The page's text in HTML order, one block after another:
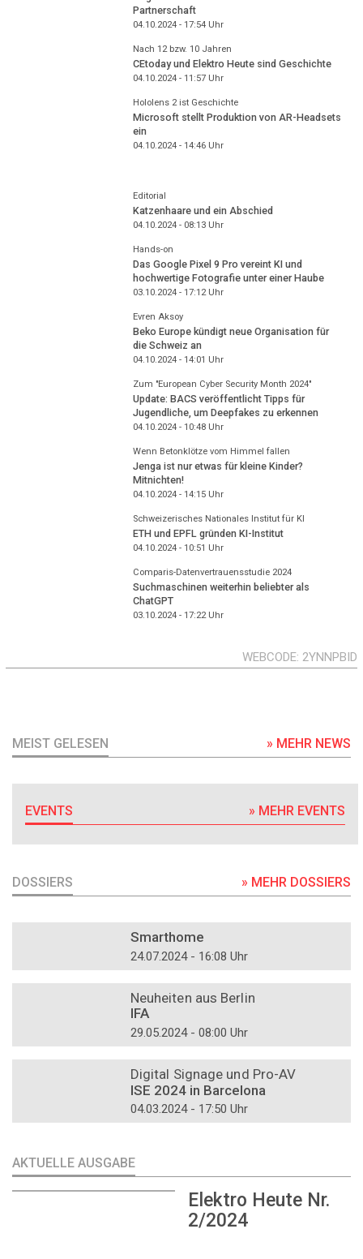
Partnerschaft
04.10.2024 - 17:54Uhr
Nach 12 bzw. 10 Jahren
CEtoday und Elektro Heute sind Geschichte
04.10.2024 - 11:57Uhr
Hololens 2 ist Geschichte
Microsoft stellt Produktion von AR-Headsets
ein
04.10.2024 - 14:46Uhr
Editorial
Katzenhaare und ein Abschied
04.10.2024 - 08:13Uhr
Hands-on
Das Google Pixel 9 Pro vereint KI und
hochwertige Fotografie unter einer Haube
03.10.2024 - 17:12Uhr
Evren Aksoy
Beko Europe kündigt neue Organisation für
die Schweiz an
04.10.2024 - 14:01 Uhr
Zum "European Cyber Security Month 2024"
Update: BACS veröffentlicht Tipps für
Jugendliche, um Deepfakes zu erkennen
04.10.2024 - 10:48Uhr
Wenn Betonklötze vom Himmel fallen
Jenga ist nur etwas für kleine Kinder?
Mitnichten!
04.10.2024 - 14:15Uhr
Schweizerisches Nationales Institut für KI
ETH und EPFL gründen KI-Institut
04.10.2024 - 10:51 Uhr
Comparis-Datenvertrauensstudie 2024
Suchmaschinen weiterhin beliebter als
ChatGPT
03.10.2024 - 17:22Uhr
WEBCODE 2YNNPBID
MEIST GELESEN » MEHR NEWS
EVENTS » MEHR EVENTS
DOSSIERS » MEHR DOSSIERS
Smarthome
24.07.2024 - 16:08 Uhr
Neuheiten aus Berlin
IFA
29.05.2024 - 08:00 Uhr
Digital Signage und Pro-AV
ISE 2024 in Barcelona
04.03.2024 - 17:50 Uhr
AKTUELLE AUSGABE
Elektro Heute Nr.
2/2024